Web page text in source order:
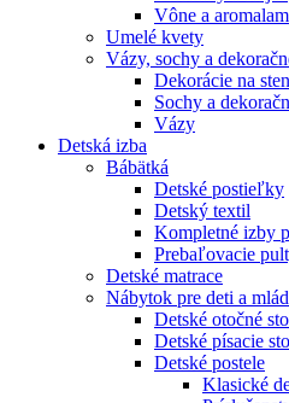
Vône a
Umelé kvety
Vázy, sochy a
Dekorácie na
Sochy a
Vázy
Detská izba
Bábätká
Detské postieľky
Detský textil
Kompletné izby
Prebaľovacie
Detské matrace
Nábytok pre deti a
Detské otočné
Detské písacie
Detské postele
Klasické